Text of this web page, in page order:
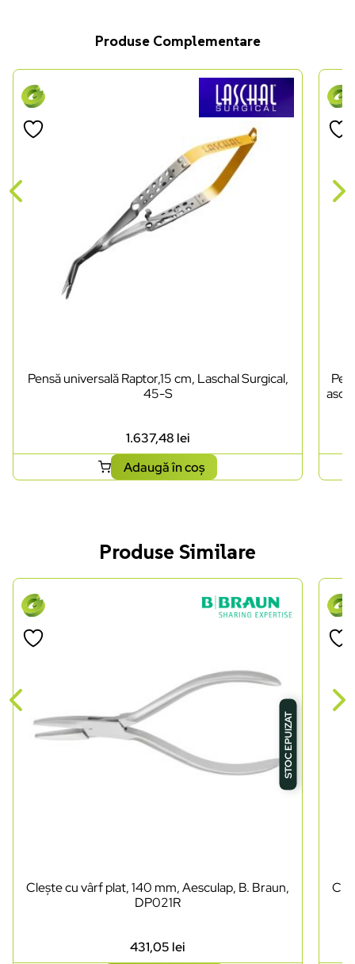
Produse Complementare
Pensă universală Raptor,15 cm, Laschal Surgical,
45-S
1.637,48 lei
Adaugă în coș
Produse Similare
STOC EPUIZAT
Clește cu vârf plat, 140 mm, Aesculap, B. Braun,
DP021R
431,05 lei